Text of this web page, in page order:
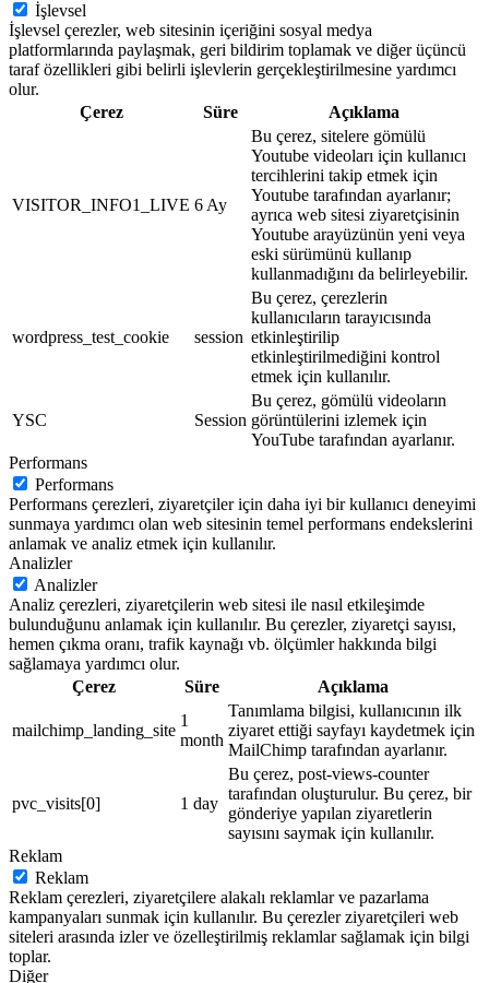
İşlevsel
İşlevsel çerezler, web sitesinin içeriğini sosyal medya
platformlarında paylaşmak, geri bildirim toplamak ve diğer üçüncü
taraf özellikleri gibi belirli işlevlerin gerçekleştirilmesine yardımcı
olur.
Çerez
Süre Açıklama
VISITOR_INFO1_LIVE 6 Ay
Bu çerez, sitelere gömülü
Youtube videoları için kullanıcı
tercihlerini takip etmek için
Youtube tarafından ayarlanır;
ayrıca web sitesi ziyaretçisinin
Youtube arayüzünün yeni veya
eski sürümünü kullanıp
kullanmadığını da belirleyebilir.
wordpress_test_cookie session
Bu çerez, çerezlerin
kullanıcıların tarayıcısında
etkinleştirilip
etkinleştirilmediğini kontrol
etmek için kullanılır.
YSC Session
Bu çerez, gömülü videoların
görüntülerini izlemek için
YouTube tarafından ayarlanır.
Performans
Performans
Performans çerezleri, ziyaretçiler için daha iyi bir kullanıcı deneyimi
sunmaya yardımcı olan web sitesinin temel performans endekslerini
anlamak ve analiz etmek için kullanılır.
Analizler
Analizler
Analiz çerezleri, ziyaretçilerin web sitesi ile nasıl etkileşimde
bulunduğunu anlamak için kullanılır. Bu çerezler, ziyaretçi sayısı,
hemen çıkma oranı, trafik kaynağı vb. ölçümler hakkında bilgi
sağlamaya yardımcı olur.
Çerez
Süre Açıklama
mailchimp_landing_site
1
month
Tanımlama bilgisi, kullanıcının ilk
ziyaret ettiği sayfayı kaydetmek için
MailChimp tarafından ayarlanır.
pvc_visits[0] 1 day
Bu çerez, post-views-counter
tarafından oluşturulur. Bu çerez, bir
gönderiye yapılan ziyaretlerin
sayısını saymak için kullanılır.
Reklam
Reklam
Reklam çerezleri, ziyaretçilere alakalı reklamlar ve pazarlama
kampanyaları sunmak için kullanılır. Bu çerezler ziyaretçileri web
siteleri arasında izler ve özelleştirilmiş reklamlar sağlamak için bilgi
toplar.
Diğer